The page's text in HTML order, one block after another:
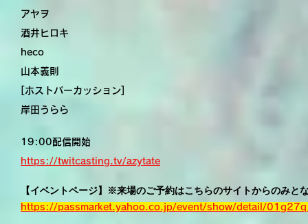
アヤヲ
酒井ヒロキ
heco
山本義則
[ホストパーカッション]
岸田うらら
19:00配信開始
https://twitcasting.tv/azytate
【イベントページ】※来場のご予約はこちらのサイトからのみと
https://passmarket.yahoo.co.jp/event/show/detail/